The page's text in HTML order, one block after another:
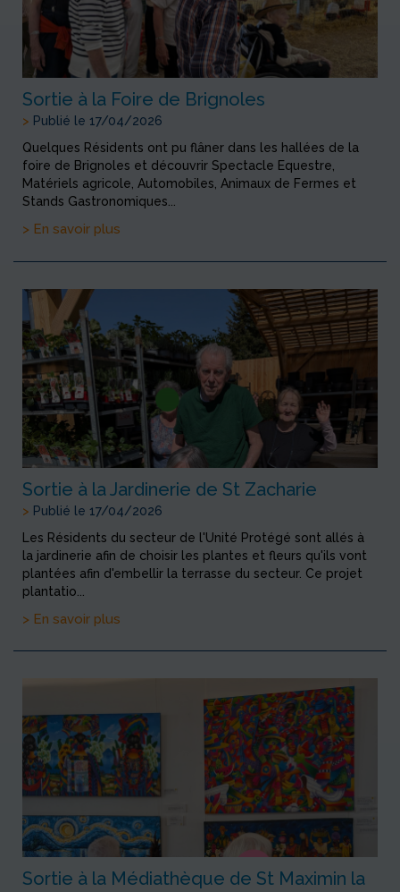
Sortie à la Foire de Brignoles
> Publié le 17/04/2026
Quelques Résidents ont pu flâner dans les hallées de la
foire de Brignoles et découvrir Spectacle Equestre,
Matériels agricole, Automobiles, Animaux de Fermes et
Stands Gastronomiques...
> En savoir plus
Sortie à la Jardinerie de St Zacharie
> Publié le 17/04/2026
Les Résidents du secteur de l'Unité Protégé sont allés à
la jardinerie afin de choisir les plantes et fleurs qu'ils vont
plantées afin d'embellir la terrasse du secteur. Ce projet
plantatio...
> En savoir plus
Sortie à la Médiathèque de St Maximin la